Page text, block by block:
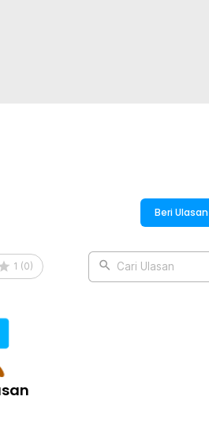
untuk teh, rempah, cokelat bubuk,
usaha.
Beri Ulasan
1 (0) Cari Ulasan